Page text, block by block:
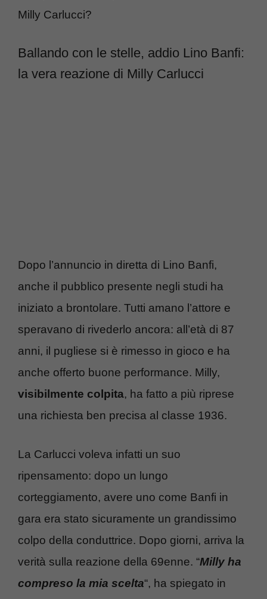
Milly Carlucci?
Ballando con le stelle, addio Lino Banfi:
la vera reazione di Milly Carlucci
Dopo l’annuncio in diretta di Lino Banfi,
anche il pubblico presente negli studi ha
iniziato a brontolare. Tutti amano l’attore e
speravano di rivederlo ancora: all’età di 87
anni, il pugliese si è rimesso in gioco e ha
anche offerto buone performance. Milly,
visibilmente colpita, ha fatto a più riprese
una richiesta ben precisa al classe 1936.
La Carlucci voleva infatti un suo
ripensamento: dopo un lungo
corteggiamento, avere uno come Banfi in
gara era stato sicuramente un grandissimo
colpo della conduttrice. Dopo giorni, arriva la
verità sulla reazione della 69enne. “Milly ha
compreso la mia scelta“, ha spiegato in